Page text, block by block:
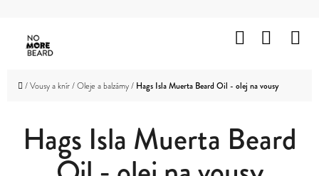
obsah
Hledat
Domů
/Vousy a knír/Oleje a balzámy/ Hags Isla Muerta Beard Oil - olej na vousy
Hags Isla Muerta Beard
Zpět
Zpět
C